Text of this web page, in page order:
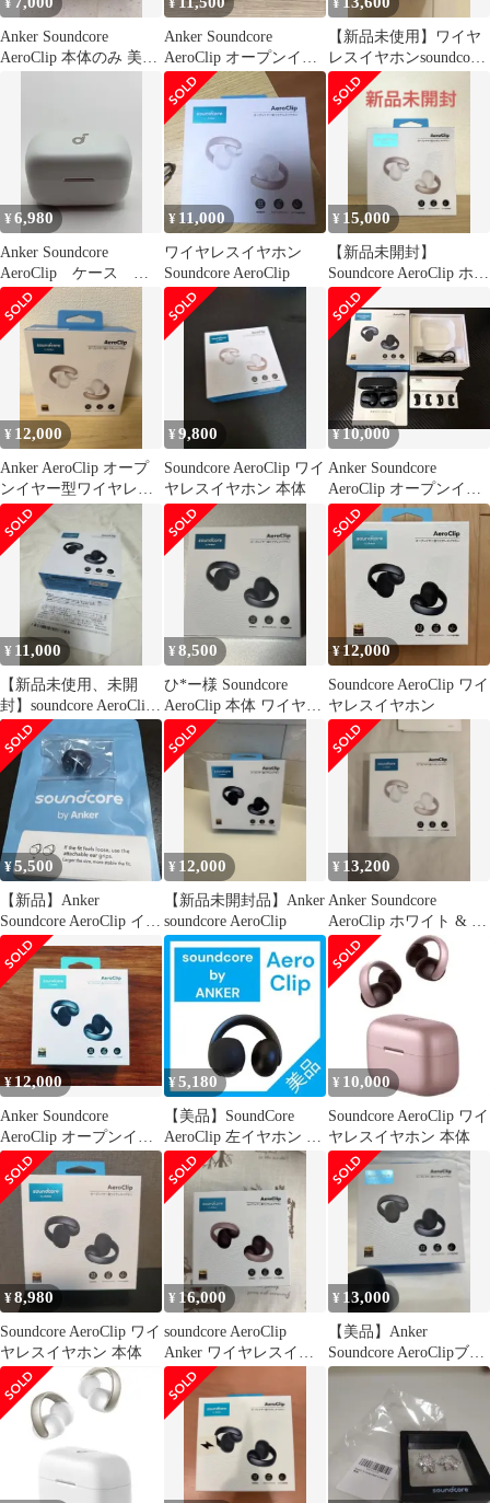
¥
Anker Soundcore
AeroClip 本体のみ 美品
¥
Anker Soundcore
AeroClip オープンイヤ
ー イヤホン
¥
【新品未使用】ワイヤ
レスイヤホンsoundcore
AeroClip Anker
¥6,980
Anker Soundcore
AeroClip ケース ホ
ワイト イヤホン
¥ 11,000
ワイヤレスイヤホン
Soundcore AeroClip
¥ 15,000
【新品未開封】
Soundcore AeroClip ホワ
イト
¥ 12,000
Anker AeroClip オープ
ンイヤー型ワイヤレス
イヤホン
¥9,800
Soundcore AeroClip ワイ
ヤレスイヤホン 本体
¥10,000
Anker Soundcore
AeroClip オープンイヤ
ーイヤホン 黒
¥ 11,000
【新品未使用、未開
封】soundcore AeroClip
ワイヤレスイヤホン
¥8,500
ひ*ー様 Soundcore
AeroClip 本体 ワイヤレ
スイヤホン
¥12,000
Soundcore AeroClip ワイ
ヤレスイヤホン
¥5,500
【新品】Anker
Soundcore AeroClip イヤ
ホン本体(右のみ)
¥ 12,000
【新品未開封品】Anker
soundcore AeroClip
¥ 13,200
Anker Soundcore
AeroClip ホワイト & ゴ
ールド
¥ 12,000
Anker Soundcore
AeroClip オープンイヤ
ー イヤホン
¥5,180
【美品】SoundCore
AeroClip 左イヤホン ブ
ラック
¥ 10,000
Soundcore AeroClip ワイ
ヤレスイヤホン 本体
¥8,980
Soundcore AeroClip ワイ
ヤレスイヤホン 本体
¥ 16,000
soundcore AeroClip
Anker ワイヤレスイヤ
ホン
¥ 13,000
【美品】Anker
Soundcore AeroClipブラ
ック オープンイヤー